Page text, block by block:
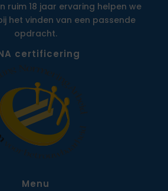
ruim 18 jaar ervaring helpen we
het vinden van een passende
opdracht.
certificering
Menu